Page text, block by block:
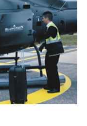
në
Canë